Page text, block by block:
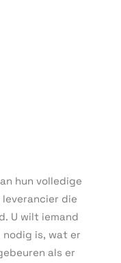
die niet past bij
kleine
om
stilvallen,
hun volledige
leverancier die
U wilt iemand
is, wat er
als er